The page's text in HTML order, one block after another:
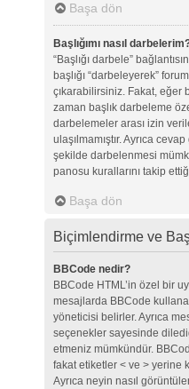
Başa dön
Başlığımı nasıl
“Başlığı darbele”
başlığı “darbeleyerek”
çıkarabilirsiniz. Fakat, eğer
zaman başlık darbeleme
darbelemeler arası izin
ulaşılmamıştır. Ayrıca
şekilde darbelenmesi
panosu kurallarını takip
Başa dön
Biçimlendirme ve
BBCode nedir?
BBCode HTML’in özel bir
mesajlarda BBCode
yöneticisi belirler. Ayrıca
seçenekler sayesinde
etmeniz mümkündür.
fakat etiketler < ve > yerine
Ayrıca neyin nasıl